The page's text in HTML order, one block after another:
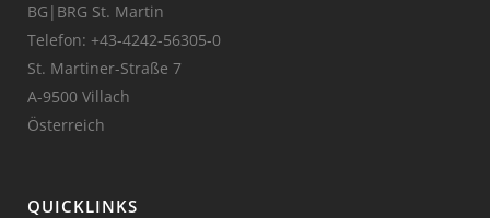
BG|BRG St. Martin
Telefon: +43-4242-56305-0
St. Martiner-Straße 7
A-9500 Villach
Österreich
QUICKLINKS